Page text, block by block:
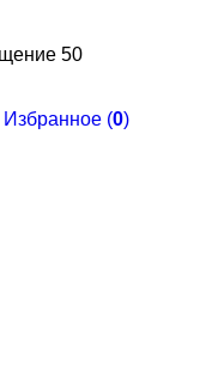
50
Избранное (0)